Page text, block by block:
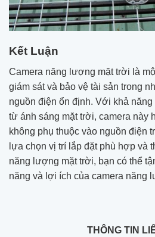
Kết Luận
Camera năng lượng mặt trời là
giám sát và bảo vệ tài sản trong
nguồn điện ổn định. Với khả
từ ánh sáng mặt trời, camera này
không phụ thuộc vào nguồn điện
lựa chọn vị trí lắp đặt phù hợp và
năng lượng mặt trời, bạn có thể
năng và lợi ích của camera năng
THÔNG TIN